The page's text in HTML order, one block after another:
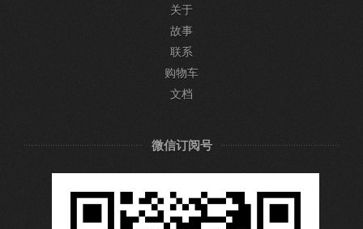
关于
故事
联系
购物车
文档
微信订阅号